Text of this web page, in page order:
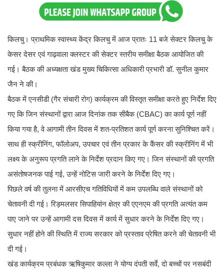
किलचु। प्राथमिक स्वास्थ्य केंद्र किलचु में आज प्रातः 11 बजे सेक्टर किलचु के
केसर देसर एवं गाढ़वाला क्लस्टर की सेक्टर स्तरीय समीक्षा बैठक आयोजित की
गई। बैठक की अध्यक्षता खंड मुख्य चिकित्सा अधिकारी प्रभारी डॉ. सुनील कुमार
जैन ने की।
बैठक में एनसीडी (गैर संचारी रोग) कार्यक्रम की विस्तृत समीक्षा करते हुए निर्देश दिए
गए कि जिन संस्थानों द्वारा आज दिनांक तक सीबैक (CBAC) का कार्य पूर्ण नहीं
किया गया है, वे आगामी तीन दिवस में शत-प्रतिशत कार्य पूर्ण करना सुनिश्चित करें।
साथ ही स्क्रीनिंग, फॉलोअप, उपचार एवं तीन प्रकार के कैंसर की स्क्रीनिंग में भी
लक्ष्य के अनुरूप प्रगति लाने के निर्देश प्रदान किए गए। जिन संस्थानों की प्रगति
असंतोषजनक पाई गई, उन्हें नोटिस जारी करने के निर्देश दिए गए।
पिछले वर्ष की तुलना में आरसीएच गतिविधियों में कम उपलब्धि वाले संस्थानों को
चेतावनी दी गई। रिड़मलसर सिपाहियांन क्षेत्र की एएनएम की प्रगति अत्यंत कम
पाए जाने पर उन्हें आगामी दस दिवस में कार्य में सुधार करने के निर्देश दिए गए।
सुधार नहीं होने की स्थिति में राज्य सरकार को प्रस्ताव प्रेषित करने की चेतावनी भी
दी गई।
खंड कार्यक्रम प्रबंधक ऋषिकुमार कल्ला ने योग्य दंपती सर्वे, दो बच्चों पर नसबंदी